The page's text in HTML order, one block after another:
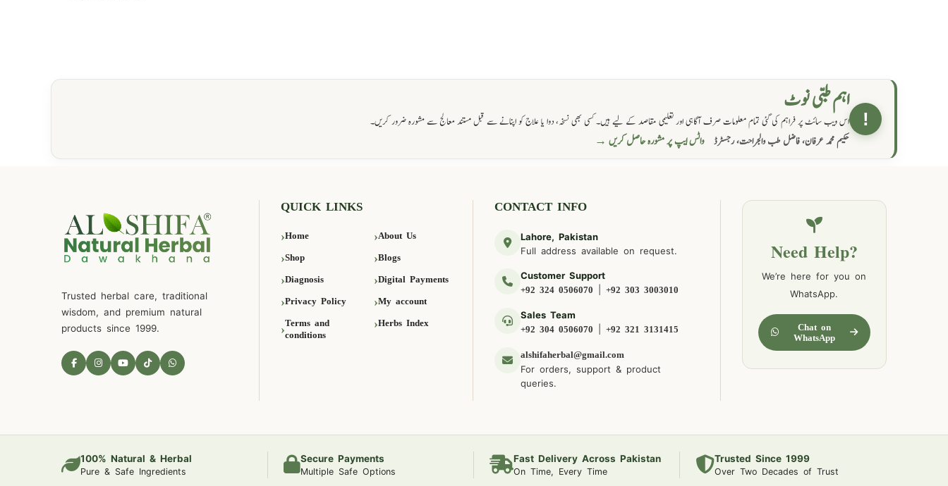
!
اہم طبی نوٹ
اس ویب سائٹ پر فراہم کی گئی تمام معلومات صرف آگاہی اور تعلیمی مقاصد کے لیے ہیں۔ کسی بھی نسخہ، دوا یا علاج کو اپنانے سے قبل مستند معالج سے مشورہ ضرور کریں۔
حکیم محمد عرفان، فاضل طب والجراحت، رجسٹرڈ واٹس ایپ پر مشورہ حاصل کریں →
Trusted herbal care, traditional
wisdom, and premium natural
products since 1999.
QUICK LINKS
Home About Us
Shop Blogs
Diagnosis Digital Payments
Privacy Policy My account
Terms and
conditions
Herbs Index
CONTACT INFO
Lahore, Pakistan
Full address available on request.
Customer Support
+92 324 0506070 |+92 303 3003010
Sales Team
+92 304 0506070 |+92 321 3131415
alshifaherbal@gmail.com
For orders, support & product
queries.
Need Help?
We’re here for you on
WhatsApp.
Chat on
WhatsApp
100% Natural & Herbal
Pure & Safe Ingredients
Secure Payments
Multiple Safe Options
Fast Delivery Across Pakistan
On Time, Every Time
Trusted Since 1999
Over Two Decades of Trust